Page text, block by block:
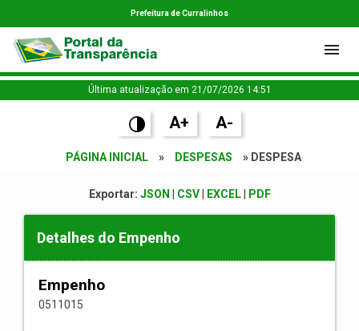
Prefeitura de Curralinhos
Última atualização em 21/07/2026 14:51
A+ A-
PÁGINA INICIAL » DESPESAS » DESPESA
Exportar: JSON CSV| EXCEL| PDF
Detalhes do Empenho
Empenho
0511015